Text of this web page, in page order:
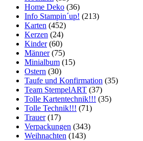
Home Deko (36)
Info Stampin´up! (213)
Karten (452)
Kerzen (24)
Kinder(60)
Männer(75)
Minialbum (15)
Ostern (30)
Taufe und Konfirmation (35)
Team StempelART (37)
Tolle Kartentechnik!!! (35)
Tolle Technik!!! (71)
Trauer(17)
Verpackungen (343)
Weihnachten (143)